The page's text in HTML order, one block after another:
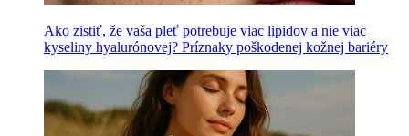
Ako zistiť, že vaša pleť potrebuje viac lipidov a nie viac
kyseliny hyalurónovej? Príznaky poškodenej kožnej bariéry